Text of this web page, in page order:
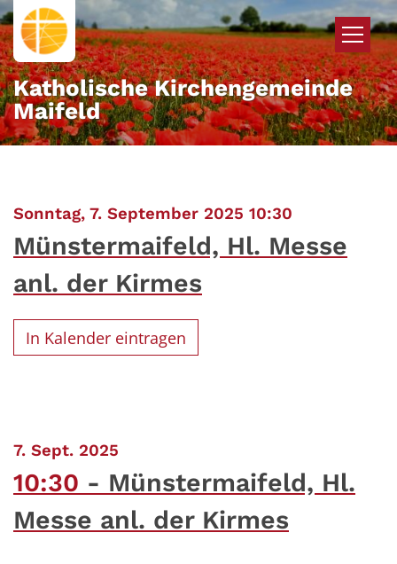
Zum Inhalt springen
Katholische Kirchengemeinde
Maifeld
Sonntag, 7. September 2025 10:30
Münstermaifeld, Hl. Messe
anl. der Kirmes
In Kalender eintragen
7. Sept. 2025
10:30
Münstermaifeld, Hl.
Messe anl. der Kirmes